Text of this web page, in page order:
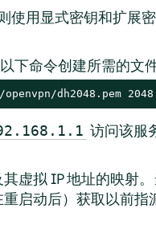
使用显式密钥和扩展
下命令创建所需的文
dh2048.pem 2048
访问该服
虚拟 IP 地址的映射
启动后）获取以前指